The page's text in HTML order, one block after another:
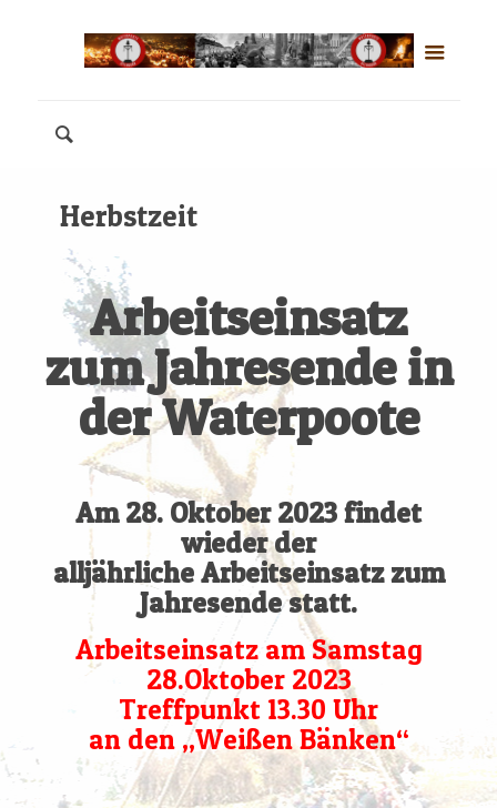
Herbstzeit
Arbeitseinsatz
zum Jahresende in
der Waterpoote
Am 28. Oktober 2023 findet
wieder der
alljährliche Arbeitseinsatz zum
Jahresende statt.
Arbeitseinsatz am Samstag
28.Oktober 2023
Treffpunkt 13.30 Uhr
an den „Weißen Bänken“